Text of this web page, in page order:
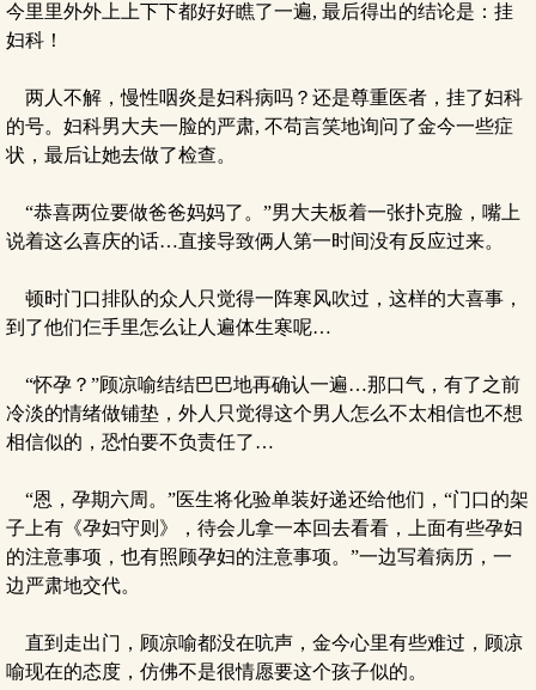
今里里外外上上下下都好好瞧了一遍, 最后得出的结论是：挂
妇科！
两人不解，慢性咽炎是妇科病吗？还是尊重医者，挂了妇科
的号。妇科男大夫一脸的严肃, 不苟言笑地询问了金今一些症
状，最后让她去做了检查。
“恭喜两位要做爸爸妈妈了。”男大夫板着一张扑克脸，嘴上
说着这么喜庆的话…直接导致俩人第一时间没有反应过来。
顿时门口排队的众人只觉得一阵寒风吹过，这样的大喜事，
到了他们仨手里怎么让人遍体生寒呢…
“怀孕？”顾凉喻结结巴巴地再确认一遍…那口气，有了之前
冷淡的情绪做铺垫，外人只觉得这个男人怎么不太相信也不想
相信似的，恐怕要不负责任了…
“恩，孕期六周。”医生将化验单装好递还给他们，“门口的架
子上有《孕妇守则》，待会儿拿一本回去看看，上面有些孕妇
的注意事项，也有照顾孕妇的注意事项。”一边写着病历，一
边严肃地交代。
直到走出门，顾凉喻都没在吭声，金今心里有些难过，顾凉
喻现在的态度，仿佛不是很情愿要这个孩子似的。